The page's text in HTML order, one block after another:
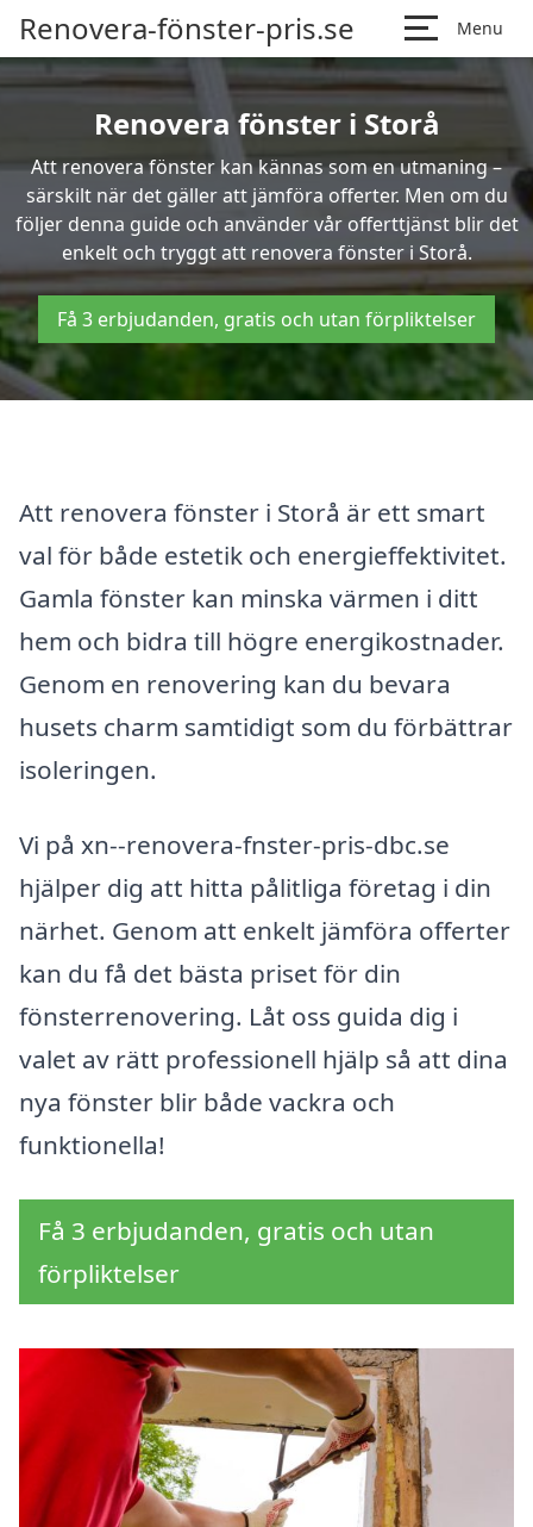
Renovera-fönster-pris.se Menu
Renovera fönster i Storå
Att renovera fönster kan kännas som en utmaning –
särskilt när det gäller att jämföra offerter. Men om du
följer denna guide och använder vår offerttjänst blir det
enkelt och tryggt att renovera fönster i Storå.
Få 3 erbjudanden, gratis och utan förpliktelser
Att renovera fönster i Storå är ett smart
val för både estetik och energieffektivitet.
Gamla fönster kan minska värmen i ditt
hem och bidra till högre energikostnader.
Genom en renovering kan du bevara
husets charm samtidigt som du förbättrar
isoleringen.
Vi på xn--renovera-fnster-pris-dbc.se
hjälper dig att hitta pålitliga företag i din
närhet. Genom att enkelt jämföra offerter
kan du få det bästa priset för din
fönsterrenovering. Låt oss guida dig i
valet av rätt professionell hjälp så att dina
nya fönster blir både vackra och
funktionella!
Få 3 erbjudanden, gratis och utan
förpliktelser